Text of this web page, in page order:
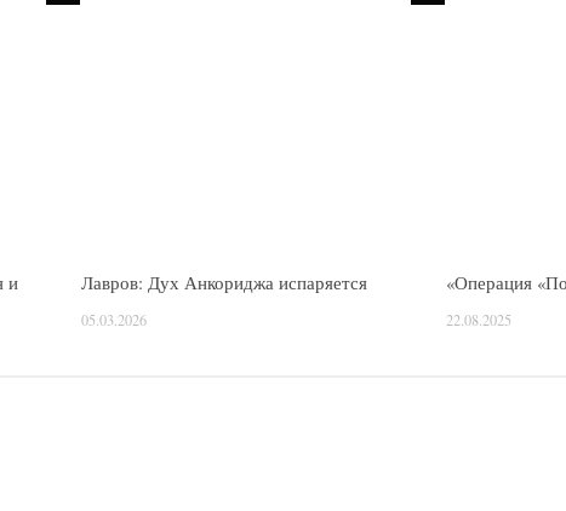
и
Лавров: Дух Анкориджа испаряется
05.03.2026
«Операция
22.08.2025